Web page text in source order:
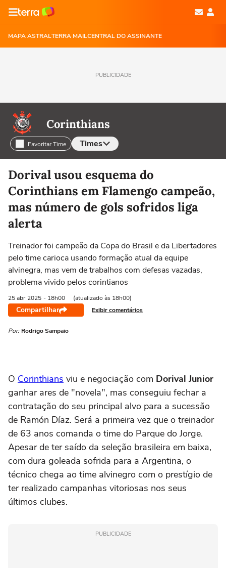
MAPA ASTRALTERRA MAILCENTRAL DO ASSINANTE
PUBLICIDADE
Corinthians
Favoritar Time Times
Selecione o time para ver as notícias
Dorival usou esquema do
Corinthians em Flamengo campeão,
mas número de gols sofridos liga
alerta
Treinador foi campeão da Copa do Brasil e da Libertadores
pelo time carioca usando formação atual da equipe
alvinegra, mas vem de trabalhos com defesas vazadas,
problema vivido pelos corintianos
25 abr 2025 - 18h00 (atualizado às 18h00)
Compartilhar Exibir comentários
Por: Rodrigo Sampaio
O Corinthians viu e negociação com Dorival Junior
ganhar ares de "novela", mas conseguiu fechar a
contratação do seu principal alvo para a sucessão
de Ramón Díaz. Será a primeira vez que o treinador
de 63 anos comanda o time do Parque do Jorge.
Apesar de ter saído da seleção brasileira em baixa,
com dura goleada sofrida para a Argentina, o
técnico chega ao time alvinegro com o prestígio de
ter realizado campanhas vitoriosas nos seus
últimos clubes.
PUBLICIDADE